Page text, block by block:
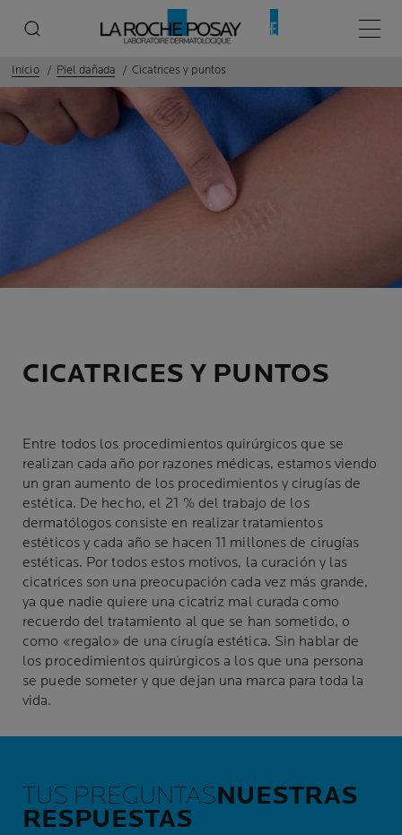
Menú
Inicio Piel dañada Cicatrices y puntos
CICATRICES Y PUNTOS
Entre todos los procedimientos quirúrgicos que se
realizan cada año por razones médicas, estamos viendo
un gran aumento de los procedimientos y cirugías de
estética. De hecho, el 21 % del trabajo de los
dermatólogos consiste en realizar tratamientos
estéticos y cada año se hacen 11 millones de cirugías
estéticas. Por todos estos motivos, la curación y las
cicatrices son una preocupación cada vez más grande,
ya que nadie quiere una cicatriz mal curada como
recuerdo del tratamiento al que se han sometido, o
como «regalo» de una cirugía estética. Sin hablar de
los procedimientos quirúrgicos a los que una persona
se puede someter y que dejan una marca para toda la
vida.
TUS PREGUNTASNUESTRAS
RESPUESTAS